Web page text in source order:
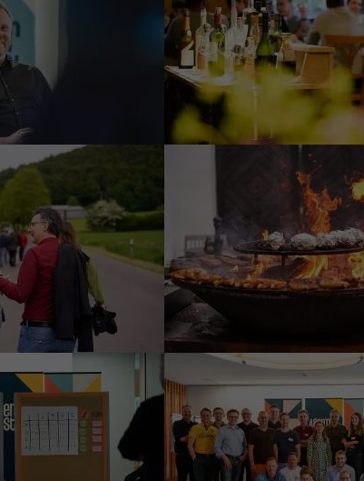
von: Zeige größere Version von:
Zeige größere Version von: